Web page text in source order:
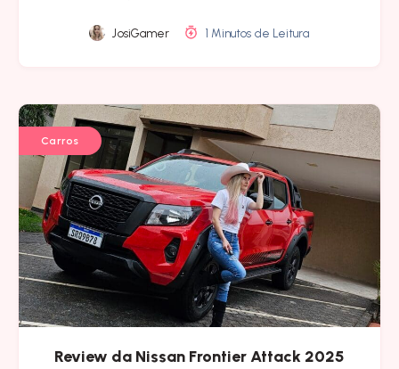
JosiGamer 1 Minutos de Leitura
Carros
Review da Nissan Frontier Attack 2025